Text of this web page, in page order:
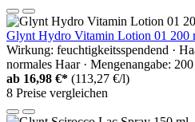
Glynt Hydro Vitamin Lotion 01 200
Wirkung: feuchtigkeitsspendend ·
normales Haar · Mengenangabe:
ab 16,98 €* (113,27 €/l)
8 Preise vergleichen